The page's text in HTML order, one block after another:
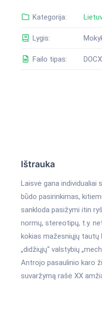
Kategorija:
Lygis:
Failo tipas:
Ištrauka
Laisvė gana individualiai
būdo pasirinkimas,
sankloda pasižymi itin
normų, stereotipų, t.y.
kokias mažesniųjų
„didžiųjų“ valstybių
Antrojo pasaulinio karo
suvaržymą rašė XX